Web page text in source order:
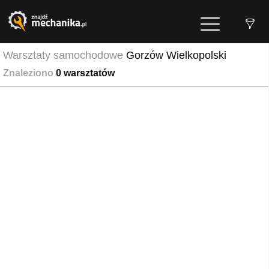
Warsztaty samochodowe Gorzów Wielkopolski
Znaleziono 0 warsztatów